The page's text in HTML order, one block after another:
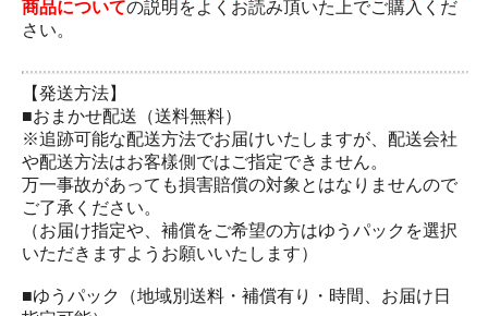
商品についての説明をよくお読み頂いた上でご購入くだ
さい。
【発送方法】
■おまかせ配送（送料無料）
※追跡可能な配送方法でお届けいたしますが、配送会社
や配送方法はお客樣側ではご指定できません。
万一事故があっても損害賠償の対象とはなりませんので
ご了承ください。
（お届け指定や、補償をご希望の方はゆうパックを選択
いただきますようお願いいたします）
■ゆうパック（地域別送料・補償有り・時間、お届け日